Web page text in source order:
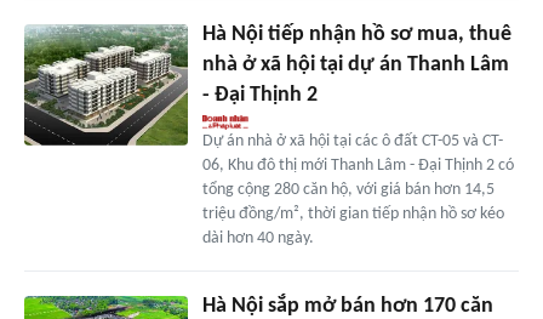
Hà Nội tiếp nhận hồ sơ mua, thuê
nhà ở xã hội tại dự án Thanh Lâm
- Đại Thịnh 2
Dự án nhà ở xã hội tại các ô đất CT-05 và CT-
06, Khu đô thị mới Thanh Lâm - Đại Thịnh 2 có
tổng cộng 280 căn hộ, với giá bán hơn 14,5
triệu đồng/m², thời gian tiếp nhận hồ sơ kéo
dài hơn 40 ngày.
Hà Nội sắp mở bán hơn 170 căn